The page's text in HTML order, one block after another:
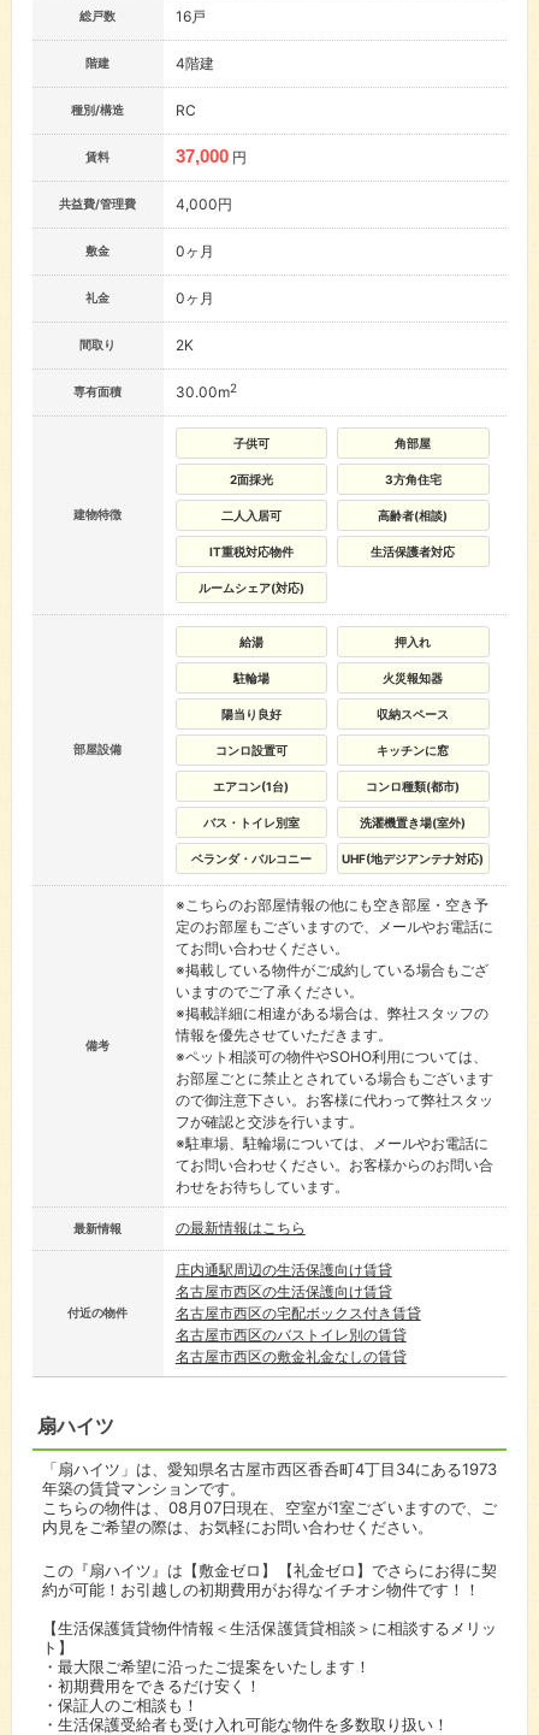
総戸数 16戸
階建 4階建
種別/構造 RC
賃料 37,000 円
共益費/管理費 4,000円
敷金 0ヶ月
礼金 0ヶ月
間取り 2K
専有面積 30.00m2
建物特徴
子供可 角部屋
2面採光 3方角住宅
二人入居可 高齢者(相談)
IT重税対応物件 生活保護者対応
ルームシェア(対応)
部屋設備
給湯 押入れ
駐輪場 火災報知器
陽当り良好 収納スペース
コンロ設置可 キッチンに窓
エアコン(1台) コンロ種類(都市)
バス・トイレ別室 洗濯機置き場(室外)
ベランダ・バルコニー UHF(地デジアンテナ対応)
備考
※こちらのお部屋情報の他にも空き部屋・空き予
定のお部屋もございますので、メールやお電話に
てお問い合わせください。
※掲載している物件がご成約している場合もござ
いますのでご了承ください。
※掲載詳細に相違がある場合は、弊社スタッフの
情報を優先させていただきます。
※ペット相談可の物件やSOHO利用については、
お部屋ごとに禁止とされている場合もございます
ので御注意下さい。お客様に代わって弊社スタッ
フが確認と交渉を行います。
※駐車場、駐輪場については、メールやお電話に
てお問い合わせください。お客様からのお問い合
わせをお待ちしています。
最新情報 の最新情報はこちら
付近の物件
庄内通駅周辺の生活保護向け賃貸
名古屋市西区の生活保護向け賃貸
名古屋市西区の宅配ボックス付き賃貸
名古屋市西区のバストイレ別の賃貸
名古屋市西区の敷金礼金なしの賃貸
扇ハイツ
「扇ハイツ」は、愛知県名古屋市西区香呑町4丁目34にある1973
年築の賃貸マンションです。
こちらの物件は、08月07日現在、空室が1室ございますので、ご
内見をご希望の際は、お気軽にお問い合わせください。
この『扇ハイツ』は【敷金ゼロ】【礼金ゼロ】でさらにお得に契
約が可能！お引越しの初期費用がお得なイチオシ物件です！！
【生活保護賃貸物件情報＜生活保護賃貸相談＞に相談するメリッ
ト】
・最大限ご希望に沿ったご提案をいたします！
・初期費用をできるだけ安く！
・保証人のご相談も！
・生活保護受給者も受け入れ可能な物件を多数取り扱い！